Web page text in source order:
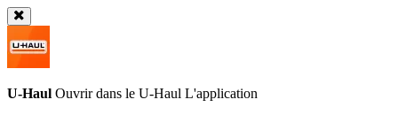
U-Haul Ouvrir dans le U-Haul L'application